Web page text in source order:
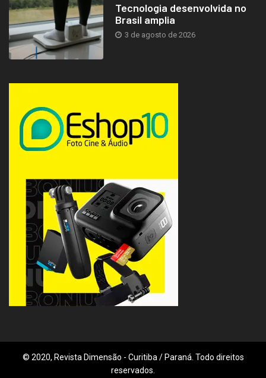
Tecnologia desenvolvida no
Brasil amplia
3 de agosto de 2026
© 2020, Revista Dimensão - Curitiba / Paraná. Todo direitos
reservados.